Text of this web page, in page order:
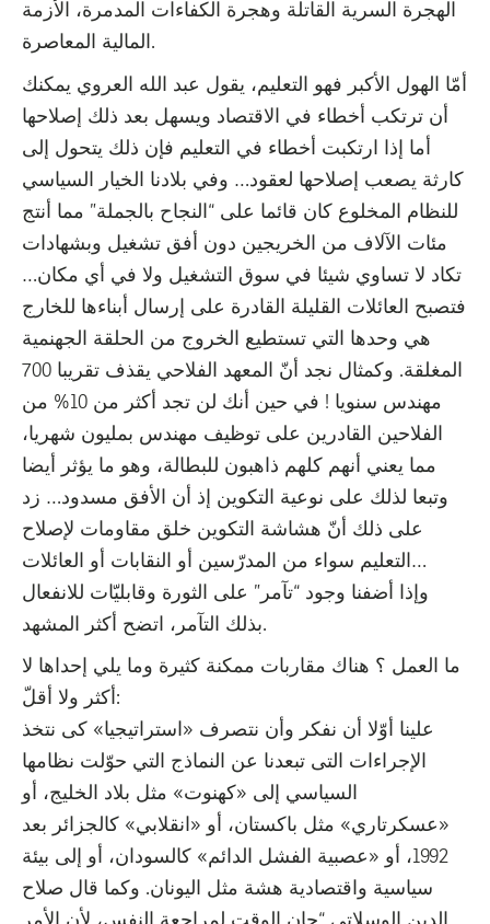
الهجرة السرية القاتلة وهجرة الكفاءات المدمرة، الأزمة
المالية المعاصرة.
أمّا الهول الأكبر فهو التعليم، يقول عبد الله العروي يمكنك
أن ترتكب أخطاء في الاقتصاد ويسهل بعد ذلك إصلاحها
أما إذا ارتكبت أخطاء في التعليم فإن ذلك يتحول إلى
كارثة يصعب إصلاحها لعقود… وفي بلادنا الخيار السياسي
للنظام المخلوع كان قائما على “النجاح بالجملة” مما أنتج
مئات الآلاف من الخريجين دون أفق تشغيل وبشهادات
تكاد لا تساوي شيئا في سوق التشغيل ولا في أي مكان…
فتصبح العائلات القليلة القادرة على إرسال أبناءها للخارج
هي وحدها التي تستطيع الخروج من الحلقة الجهنمية
المغلقة. وكمثال نجد أنّ المعهد الفلاحي يقذف تقريبا 700
مهندس سنويا ! في حين أنك لن تجد أكثر من 10% من
الفلاحين القادرين على توظيف مهندس بمليون شهريا،
مما يعني أنهم كلهم ذاهبون للبطالة، وهو ما يؤثر أيضا
وتبعا لذلك على نوعية التكوين إذ أن الأفق مسدود… زد
على ذلك أنّ هشاشة التكوين خلق مقاومات لإصلاح
التعليم سواء من المدرّسين أو النقابات أو العائلات…
وإذا أضفنا وجود “تآمر” على الثورة وقابليّات للانفعال
بذلك التآمر، اتضح أكثر المشهد.
ما العمل ؟ هناك مقاربات ممكنة كثيرة وما يلي إحداها لا
أكثر ولا أقلّ:
علينا أوّلا أن نفكر وأن نتصرف «استراتيجيا» كى نتخذ
الإجراءات التى تبعدنا عن النماذج التي حوّلت نظامها
السياسي إلى «كهنوت» مثل بلاد الخليج، أو
«عسكرتاري» مثل باكستان، أو «انقلابي» كالجزائر بعد
1992، أو «عصبية الفشل الدائم» كالسودان، أو إلى بيئة
سياسية واقتصادية هشة مثل اليونان. وكما قال صلاح